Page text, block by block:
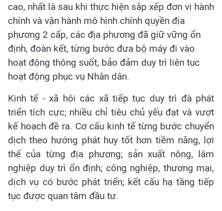
cao, nhất là sau khi thực hiện sắp xếp đơn vị hành
chính và vận hành mô hình chính quyền địa
phương 2 cấp, các địa phương đã giữ vững ổn
định, đoàn kết, từng bước đưa bộ máy đi vào
hoạt động thông suốt, bảo đảm duy trì liên tục
hoạt động phục vụ Nhân dân.
Kinh tế - xã hội các xã tiếp tục duy trì đà phát
triển tích cực; nhiều chỉ tiêu chủ yếu đạt và vượt
kế hoạch đề ra. Cơ cấu kinh tế từng bước chuyển
dịch theo hướng phát huy tốt hơn tiềm năng, lợi
thế của từng địa phương; sản xuất nông, lâm
nghiệp duy trì ổn định; công nghiệp, thương mại,
dịch vụ có bước phát triển; kết cấu hạ tầng tiếp
tục được quan tâm đầu tư.